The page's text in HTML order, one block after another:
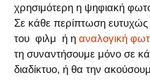
χρησιμότερη η ψηφιακή
Σε κάθε περίπτωση
του φιλμ ή η αναλογική
τη συναντήσουμε μόνο σε
διαδίκτυο, ή θα την